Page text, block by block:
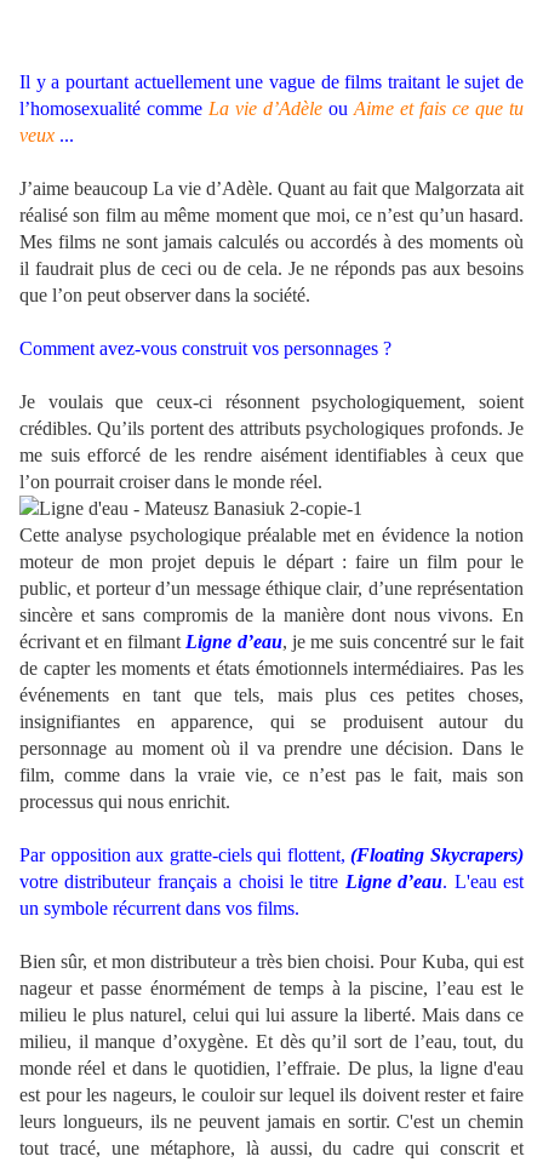
Il y a pourtant actuellement une vague de films traitant le sujet de
l’homosexualité comme La vie d’Adèle ou Aime et fais ce que tu
veux ...
J’aime beaucoup La vie d’Adèle. Quant au fait que Malgorzata ait
réalisé son film au même moment que moi, ce n’est qu’un hasard.
Mes films ne sont jamais calculés ou accordés à des moments où
il faudrait plus de ceci ou de cela. Je ne réponds pas aux besoins
que l’on peut observer dans la société.
Comment avez-vous construit vos personnages ?
Je voulais que ceux-ci résonnent psychologiquement, soient
crédibles. Qu’ils portent des attributs psychologiques profonds. Je
me suis efforcé de les rendre aisément identifiables à ceux que
l’on pourrait croiser dans le monde réel.
Cette analyse psychologique préalable met en évidence la notion
moteur de mon projet depuis le départ : faire un film pour le
public, et porteur d’un message éthique clair, d’une représentation
sincère et sans compromis de la manière dont nous vivons. En
écrivant et en filmant Ligne d’eau, je me suis concentré sur le fait
de capter les moments et états émotionnels intermédiaires. Pas les
événements en tant que tels, mais plus ces petites choses,
insignifiantes en apparence, qui se produisent autour du
personnage au moment où il va prendre une décision. Dans le
film, comme dans la vraie vie, ce n’est pas le fait, mais son
processus qui nous enrichit.
Par opposition aux gratte-ciels qui flottent,(Floating Skycrapers)
votre distributeur français a choisi le titre Ligne d’eau. L'eau est
un symbole récurrent dans vos films.
Bien sûr, et mon distributeur a très bien choisi. Pour Kuba, qui est
nageur et passe énormément de temps à la piscine, l’eau est le
milieu le plus naturel, celui qui lui assure la liberté. Mais dans ce
milieu, il manque d’oxygène. Et dès qu’il sort de l’eau, tout, du
monde réel et dans le quotidien, l’effraie. De plus, la ligne d'eau
est pour les nageurs, le couloir sur lequel ils doivent rester et faire
leurs longueurs, ils ne peuvent jamais en sortir. C'est un chemin
tout tracé, une métaphore, là aussi, du cadre qui conscrit et